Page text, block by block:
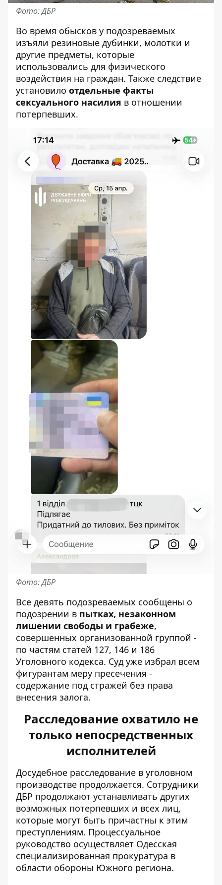
Фото: ДБР
Во время обысков у подозреваемых
изъяли резиновые дубинки, молотки и
другие предметы, которые
использовались для физического
воздействия на граждан. Также следствие
установило отдельные факты
сексуального насилия в отношении
потерпевших.
Фото: ДБР
Все девять подозреваемых сообщены о
подозрении в пытках, незаконном
лишении свободы и грабеже,
совершенных организованной группой -
по частям статей 127, 146 и 186
Уголовного кодекса. Суд уже избрал всем
фигурантам меру пресечения -
содержание под стражей без права
внесения залога.
Расследование охватило не
только непосредственных
исполнителей
Досудебное расследование в уголовном
производстве продолжается. Сотрудники
ДБР продолжают устанавливать других
возможных потерпевших и всех лиц,
которые могут быть причастны к этим
преступлениям. Процессуальное
руководство осуществляет Одесская
специализированная прокуратура в
области обороны Южного региона.